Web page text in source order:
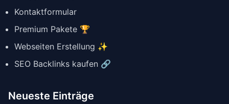
Kontaktformular
Premium Pakete 🏆
Webseiten Erstellung ✨
SEO Backlinks kaufen 🔗
Neueste Einträge